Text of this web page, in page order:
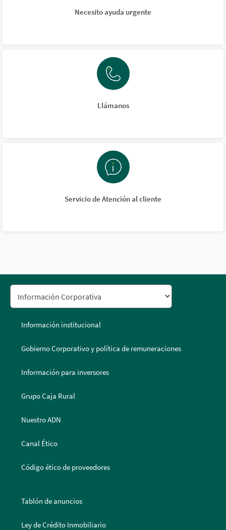
Necesito ayuda urgente
Llámanos
Servicio de Atención al cliente
Información institucional
Gobierno Corporativo y política de remuneraciones
Información para inversores
Grupo Caja Rural
Nuestro ADN
Canal Ético
Código ético de proveedores
Tablón de anuncios
Ley de Crédito Inmobiliario